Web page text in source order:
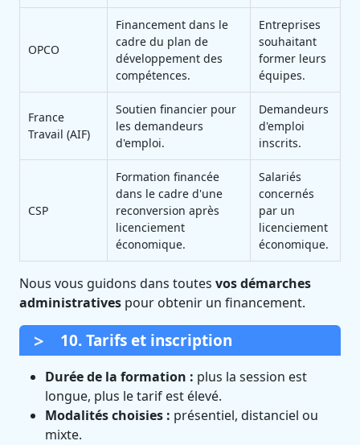
OPCO
Financement dans le
cadre du plan de
développement des
compétences.
Entreprises
souhaitant
former leurs
équipes.
France
Travail (AIF)
Soutien financier pour
les demandeurs
d'emploi.
Demandeurs
d'emploi
inscrits.
CSP
Formation financée
dans le cadre d'une
reconversion après
licenciement
économique.
Salariés
concernés
par un
licenciement
économique.
Nous vous guidons dans toutes vos démarches
administratives pour obtenir un financement.
10. Tarifs et inscription
Durée de la formation : plus la session est
longue, plus le tarif est élevé.
Modalités choisies : présentiel, distanciel ou
mixte.